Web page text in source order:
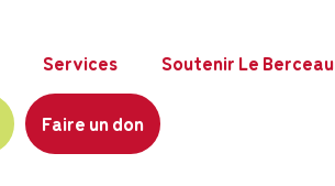
Services Soutenir Le Berceau
Faire un don